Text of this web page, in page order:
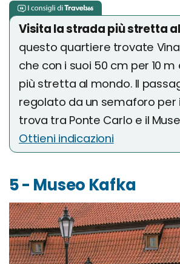
Visita la strada più stretta
questo quartiere trovate
che con i suoi 50 cm per 10
più stretta al mondo. Il
regolato da un semaforo per
trova tra Ponte Carlo e il
Ottieni indicazioni
5 - Museo Kafka